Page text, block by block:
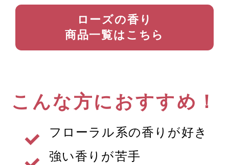
ローズの香り
商品一覧はこちら
こんな方におすすめ！
フローラル系の香りが好き
強い香りが苦手